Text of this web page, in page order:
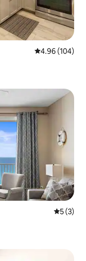
औसत रेटिंग 5 में से
4.96 (104)
औसत रेटिंग
5 (3)